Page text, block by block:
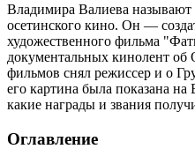
Владимира Валиева
осетинского кино. Он —
художественного фильма
документальных кинолент
фильмов снял режиссер и о
его картина была показана
какие награды и звания
Оглавление